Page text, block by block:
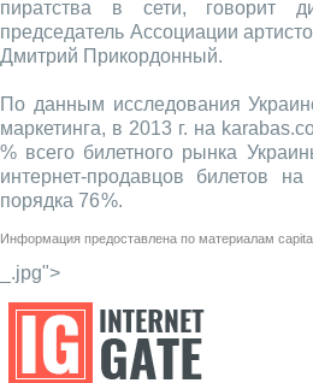
пиратства в сети, говорит
председатель Ассоциации
Дмитрий Прикордонный.
По данным исследования
маркетинга, в 2013 г. на
% всего билетного рынка
интернет-продавцов билетов
порядка 76 %.
Информация предоставлена по материалам
_.jpg">